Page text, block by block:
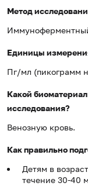
Метод
Единицы
Пг/мл (пикограмм
Какой
исследования?
Венозную кровь.
Как правильно
Детям в
течение 30-40